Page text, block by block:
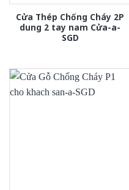
Cửa Thép Chống Cháy 2P
dung 2 tay nam Cửa-a-
SGD